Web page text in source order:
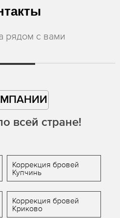
рядом с вами
всей стране!
Коррекция бровей
Купчинь
Коррекция бровей
Криково